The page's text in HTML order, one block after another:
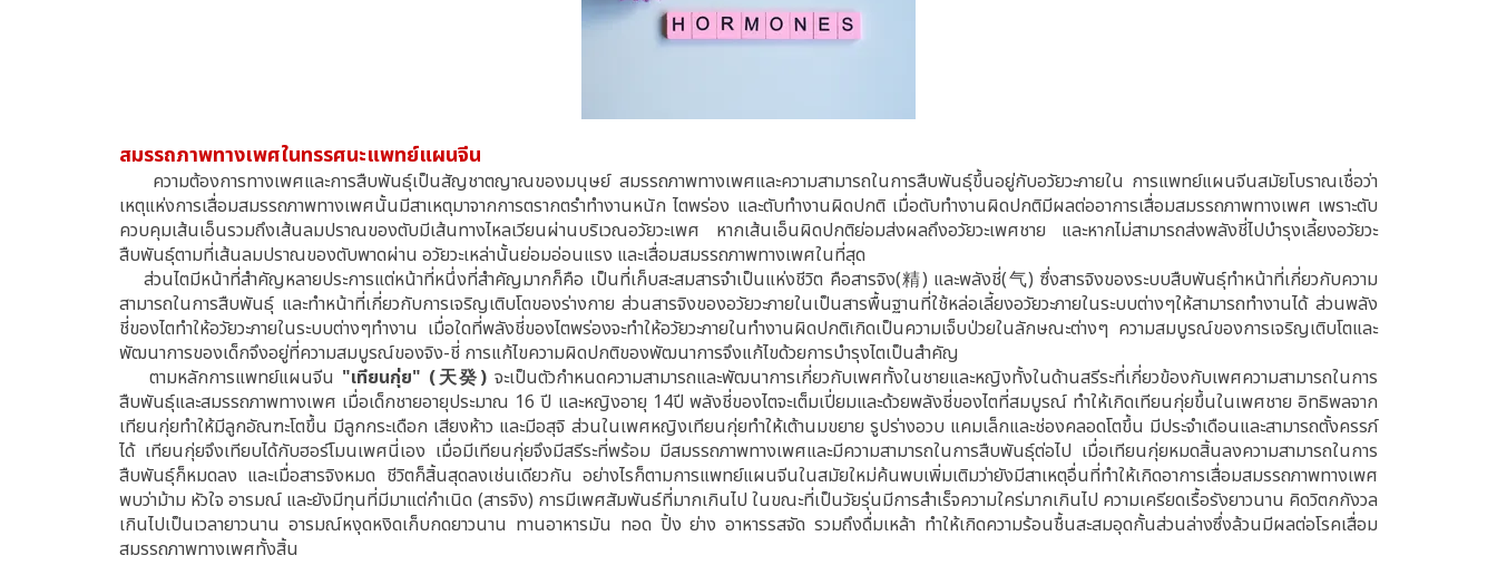
สมรรถภาพทางเพศในทรรศนะแพทย์แผนจีน
ความต้องการทางเพศและการสืบพันธุ์เป็นสัญชาตญาณของมนุษย์ สมรรถภาพทางเพศและความสามารถในการสืบพันธุ์ขึ้นอยู่กับอวัยวะภายใน การแพทย์แผนจีนสมัยโบราณเชื่อว่า
เหตุแห่งการเสื่อมสมรรถภาพทางเพศนั้นมีสาเหตุมาจากการตรากตรำทำงานหนัก ไตพร่อง และตับทำงานผิดปกติ เมื่อตับทำงานผิดปกติมีผลต่ออาการเสื่อมสมรรถภาพทางเพศ เพราะตับ
ควบคุมเส้นเอ็นรวมถึงเส้นลมปราณของตับมีเส้นทางไหลเวียนผ่านบริเวณอวัยวะเพศ หากเส้นเอ็นผิดปกติย่อมส่งผลถึงอวัยวะเพศชาย และหากไม่สามารถส่งพลังชี่ไปบำรุงเลี้ยงอวัยวะ
สืบพันธุ์ตามที่เส้นลมปราณของตับพาดผ่าน อวัยวะเหล่านั้นย่อมอ่อนแรง และเสื่อมสมรรถภาพทางเพศในที่สุด
ส่วนไตมีหน้าที่สำคัญหลายประการแต่หน้าที่หนึ่งที่สำคัญมากก็คือ เป็นที่เก็บสะสมสารจำเป็นแห่งชีวิต คือสารจิง(精) และพลังชี่(气) ซึ่งสารจิงของระบบสืบพันธุ์ทำหน้าที่เกี่ยวกับความ
สามารถในการสืบพันธุ์ และทำหน้าที่เกี่ยวกับการเจริญเติบโตของร่างกาย ส่วนสารจิงของอวัยวะภายในเป็นสารพื้นฐานที่ใช้หล่อเลี้ยงอวัยวะภายในระบบต่างๆให้สามารถทำงานได้ ส่วนพลัง
ชี่ของไตทำให้อวัยวะภายในระบบต่างๆทำงาน เมื่อใดที่พลังชี่ของไตพร่องจะทำให้อวัยวะภายในทำงานผิดปกติเกิดเป็นความเจ็บป่วยในลักษณะต่างๆ ความสมบูรณ์ของการเจริญเติบโตและ
พัฒนาการของเด็กจึงอยู่ที่ความสมบูรณ์ของจิง-ชี่ การแก้ไขความผิดปกติของพัฒนาการจึงแก้ไขด้วยการบำรุงไตเป็นสำคัญ
ตามหลักการแพทย์แผนจีน "เทียนกุ่ย" (天癸)จะเป็นตัวกำหนดความสามารถและพัฒนาการเกี่ยวกับเพศทั้งในชายและหญิงทั้งในด้านสรีระที่เกี่ยวข้องกับเพศความสามารถในการ
สืบพันธุ์และสมรรถภาพทางเพศ เมื่อเด็กชายอายุประมาณ 16 ปี และหญิงอายุ 14ปี พลังชี่ของไตจะเต็มเปี่ยมและด้วยพลังชี่ของไตที่สมบูรณ์ ทำให้เกิดเทียนกุ่ยขึ้นในเพศชาย อิทธิพลจาก
เทียนกุ่ยทำให้มีลูกอัณฑะโตขึ้น มีลูกกระเดือก เสียงห้าว และมีอสุจิ ส่วนในเพศหญิงเทียนกุ่ยทำให้เต้านมขยาย รูปร่างอวบ แคมเล็กและช่องคลอดโตขึ้น มีประจำเดือนและสามารถตั้งครรภ์
ได้ เทียนกุ่ยจึงเทียบได้กับฮอร์โมนเพศนี่เอง เมื่อมีเทียนกุ่ยจึงมีสรีระที่พร้อม มีสมรรถภาพทางเพศและมีความสามารถในการสืบพันธุ์ต่อไป เมื่อเทียนกุ่ยหมดสิ้นลงความสามารถในการ
สืบพันธุ์ก็หมดลง และเมื่อสารจิงหมด ชีวิตก็สิ้นสุดลงเช่นเดียวกัน อย่างไรก็ตามการแพทย์แผนจีนในสมัยใหม่ค้นพบเพิ่มเติมว่ายังมีสาเหตุอื่นที่ทำให้เกิดอาการเสื่อมสมรรถภาพทางเพศ
พบว่าม้าม หัวใจ อารมณ์ และยังมีทุนที่มีมาแต่กำเนิด (สารจิง) การมีเพศสัมพันธ์ที่มากเกินไป ในขณะที่เป็นวัยรุ่นมีการสำเร็จความใคร่มากเกินไป ความเครียดเรื้อรังยาวนาน คิดวิตกกังวล
เกินไปเป็นเวลายาวนาน อารมณ์หงุดหงิดเก็บกดยาวนาน ทานอาหารมัน ทอด ปิ้ง ย่าง อาหารรสจัด รวมถึงดื่มเหล้า ทำให้เกิดความร้อนชื้นสะสมอุดกั้นส่วนล่างซึ่งล้วนมีผลต่อโรคเสื่อม
สมรรถภาพทางเพศทั้งสิ้น